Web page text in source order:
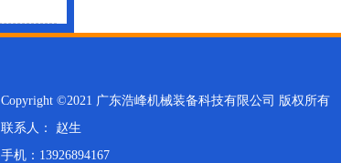
Copyright ©2021 广东浩峰机械装备科技有限公司 版权所有
联系人： 赵生
手机：13926894167